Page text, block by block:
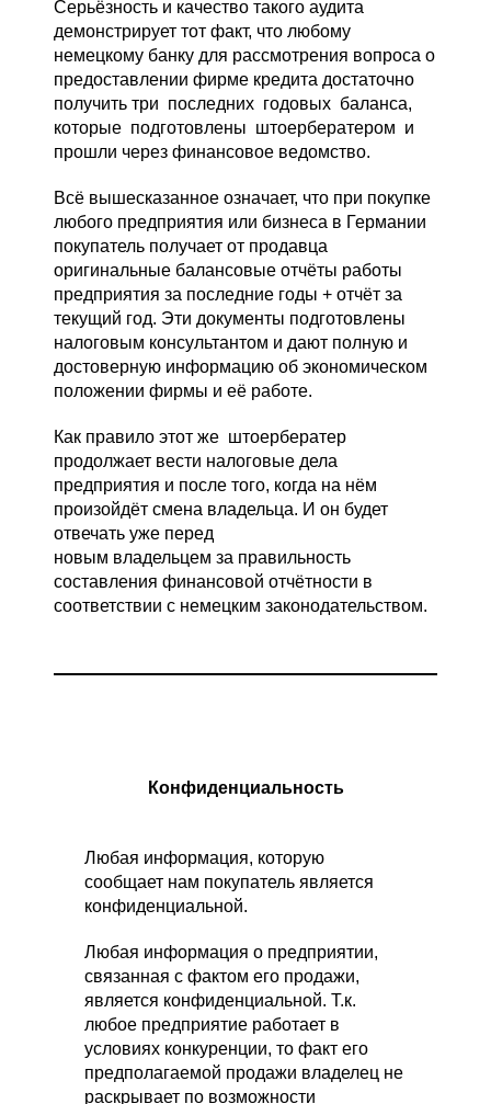
Серьёзность и качество такого аудита
демонстрирует тот факт, что любому
немецкому банку для рассмотрения вопроса о
предоставлении фирме кредита достаточно
получить три последних годовых баланса,
которые подготовлены штоербератером и
прошли через финансовое ведомство.
Всё вышесказанное означает, что при покупке
любого предприятия или бизнеса в Германии
покупатель получает от продавца
оригинальные балансовые отчёты работы
предприятия за последние годы + отчёт за
текущий год. Эти документы подготовлены
налоговым консультантом и дают полную и
достоверную информацию об экономическом
положении фирмы и её работе.
Как правило этот же штоербератер
продолжает вести налоговые дела
предприятия и после того, когда на нём
произойдёт смена владельца. И он будет
отвечать уже перед
новым владельцем за правильность
составления финансовой отчётности в
соответствии с немецким законодательством.
Конфиденциальность
Любая информация, которую
сообщает нам покупатель является
конфиденциальной.
Любая информация о предприятии,
связанная с фактом его продажи,
является конфиденциальной. Т.к.
любое предприятие работает в
условиях конкуренции, то факт его
предполагаемой продажи владелец не
раскрывает по возможности